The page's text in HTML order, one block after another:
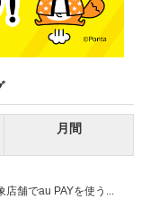
月間
店舗でau PAYを使う...